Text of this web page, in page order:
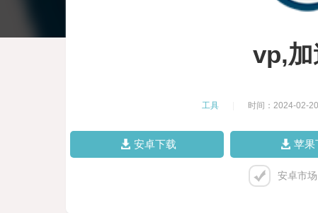
vp,加
工具 时间：2024-02-20
安卓下载 苹果
安卓市